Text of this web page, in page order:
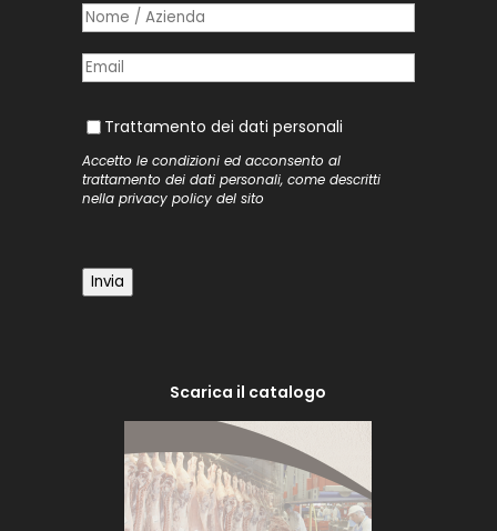
Nome /​ Azienda
Posta elettronica
Trattamento dei dati personali
Trattamento dei dati personali
Accetto le condizioni ed acconsento al
trattamento dei dati personali, come descritti
nella privacy policydel sito
Invia
Scarica il catalogo